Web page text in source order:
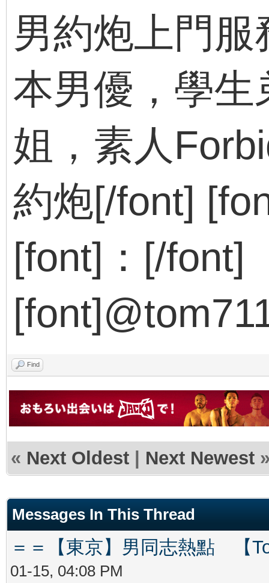
男約炮上門
本男優，學
姐，素人
約炮[/font]
[font]：[/font]
Find
« Next Oldest | Next Newest
Messages In This Thread
＝＝【東京】男同志熱點 【
01-15, 04:08 PM